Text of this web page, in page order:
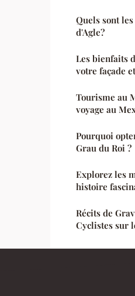
Quels sont
d'Agle?
Les bienfaits
votre façade
Tourisme au
voyage au
Pourquoi
Grau du Roi ?
Explorez les
histoire
Récits de
Cyclistes sur